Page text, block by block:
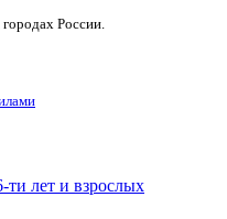
России.
ти лет и взрослых